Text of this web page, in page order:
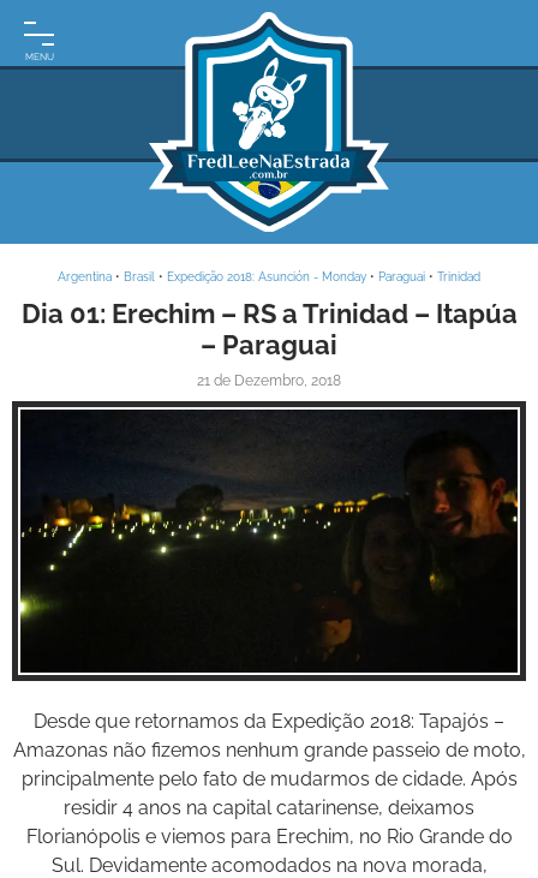
INÍCIO
DE
E-
BOOK
VÍDEOS
Argentina • Brasil • Expedição 2018: Asunción - Monday • Paraguai • Trinidad
Dia 01: Erechim – RS a Trinidad – Itapúa
– Paraguai
21 de Dezembro, 2018
Inspire-se!
Desde que retornamos da Expedição 2018: Tapajós –
Amazonas não fizemos nenhum grande passeio de moto,
principalmente pelo fato de mudarmos de cidade. Após
residir 4 anos na capital catarinense, deixamos
Florianópolis e viemos para Erechim, no Rio Grande do
Sul. Devidamente acomodados na nova morada,